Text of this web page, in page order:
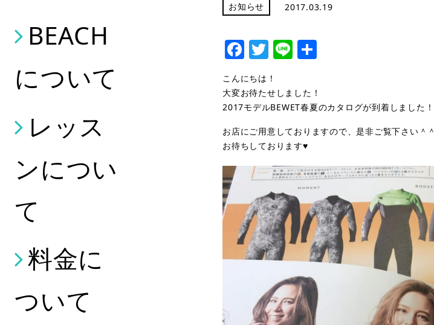
BEACH
について
レッス
ンについ
て
料金に
ついて
お知らせ 2017.03.19
Facebook
Twitter
Line
こんにちは！
大変お待たせしました！
2017モデルBEWET春夏のカタログが到着しました！
お店にご用意しておりますので、是非ご覧下さい＾＾
お待ちしております♥